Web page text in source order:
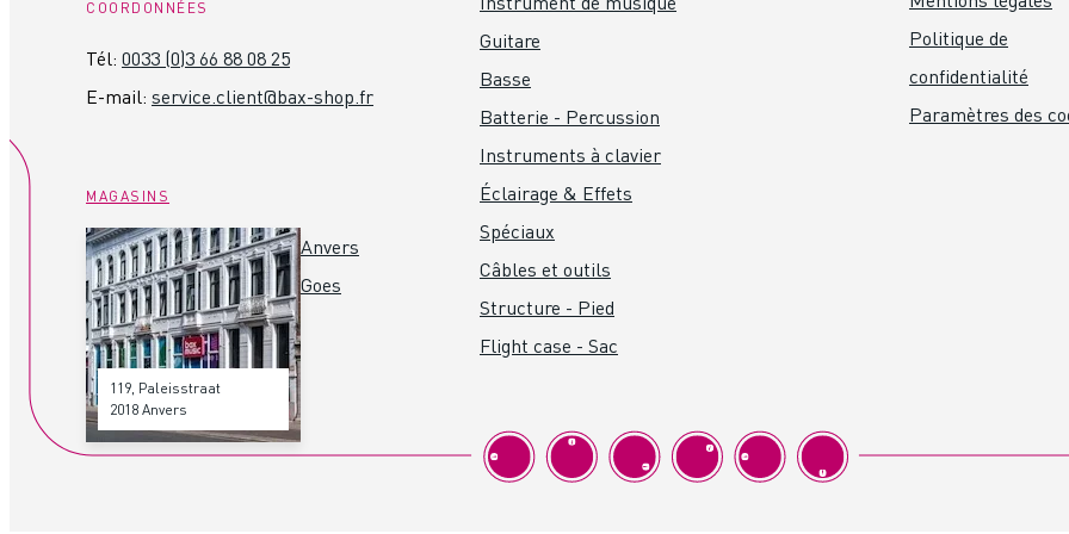
COORDONNÉES
Tél: 0033 (0)3 66 88 08 25
E-mail: service.client@bax-shop.fr
MAGASINS
119, Paleisstraat
2018 Anvers
Anvers
Goes
Guitare
Basse
Batterie - Percussion
Instruments à clavier
Éclairage & Effets
Spéciaux
Câbles et outils
Structure - Pied
Flight case - Sac
Politique de
confidentialité
Paramètres des